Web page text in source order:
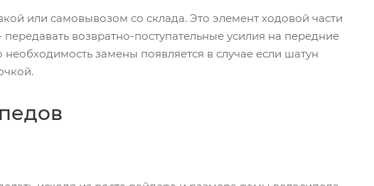
или самовывозом со склада. Это элемент ходовой части
возвратно-поступательные усилия на передние
замены появляется в случае если шатун